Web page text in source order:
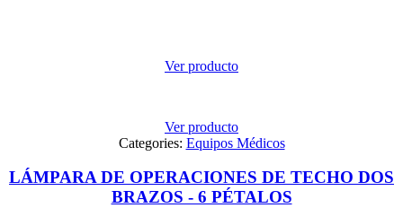
Ver producto
Ver producto
Categories: Equipos Médicos
LÁMPARA DE OPERACIONES DE TECHO DOS
BRAZOS - 6 PÉTALOS